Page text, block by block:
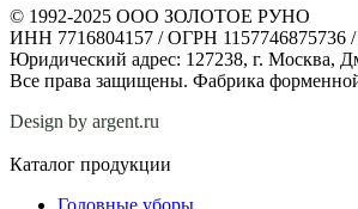
© 1992-2025 ООО ЗОЛОТОЕ РУНО
ИНН 7716804157 / ОГРН 1157746875736
Юридический адрес: 127238, г. Москва,
Все права защищены. Фабрика
Design by argent.ru
Каталог продукции
Головные уборы